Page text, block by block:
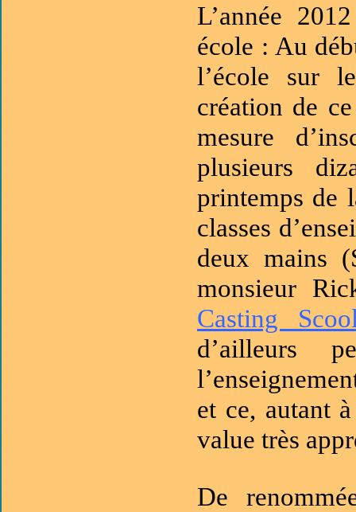
L’année
école : Au
l’école sur
création de
mesure
plusieurs
printemps de
classes
deux mains
monsieur
Casting
d’ailleurs
et ce, autant
value très
De